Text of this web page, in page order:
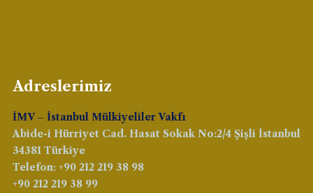
Adreslerimiz
İMV – İstanbul Mülkiyeliler Vakfı
Abide-i Hürriyet Cad. Hasat Sokak No:2/4 Şişli İstanbul
34381 Türkiye
Telefon: +90 212 219 38 98
+90 212 219 38 99